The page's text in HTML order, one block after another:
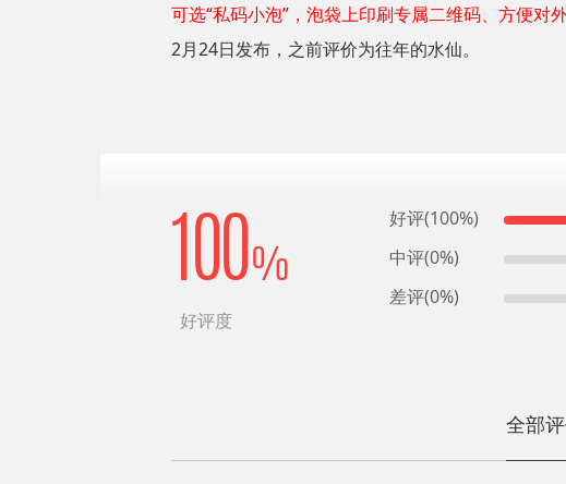
可选“私码小泡”，泡袋上印刷专属二维码、方便对
2月24日发布，之前评价为往年的水仙。
100%
好评度
好评(100%)
中评(0%)
差评(0%)
全部